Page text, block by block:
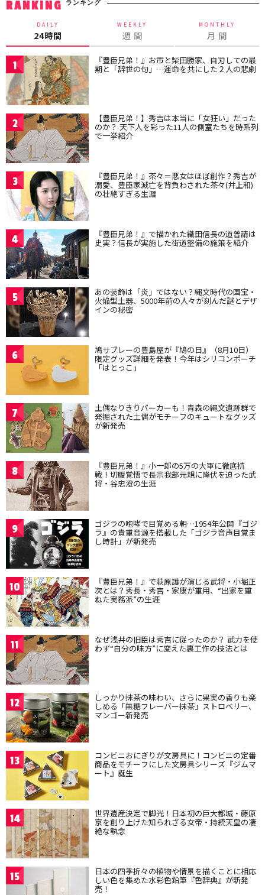
RANKING ランキング
DAILY
24時間
WEEKLY
週 間
MONTHLY
月 間
1 『豊臣兄弟！』お市と柴田勝家、自刃しての最
期と「辞世の句」…運命を共にした２人の悲劇
2 【豊臣兄弟！】秀吉は本当に「女狂い」だった
のか？ 天下人を彩った11人の側室たちを時系列
で一挙紹介
3 『豊臣兄弟！』茶々＝悪女はほぼ創作？秀吉が
溺愛、豊臣家滅亡を背負わされた茶々(井上和)
の壮絶すぎる生涯
4 『豊臣兄弟！』で描かれた織田信長の道普請は
史実？信長が実施した街道整備の施策を紹介
5 あの装飾は「炎」ではない？縄文時代の国宝・
火焔型土器、5000年前の人々が刻んだ謎とデザ
インの秘密
6 鳩サブレーの豊島屋が『鳩の日』（8月10日）
限定グッズ詳細を発表！今年はシリコンポーチ
「はとっこ」
7 土偶なりきりパーカーも！青森の縄文遺跡群で
発掘された土偶がモチーフのキュートなグッズ
が新発売
8 『豊臣兄弟！』小一郎の5万の大軍に徹底抗
戦！切腹覚悟で長宗我部元親に降伏を迫った武
将・谷忠澄の生涯
9 ゴジラの咆哮で目覚める朝…1954年公開『ゴジ
ラ』の貴重音源を搭載した「ゴジラ音声目覚ま
し時計」が新発売
10 『豊臣兄弟！』で萩原護が演じる武将・小堀正
次とは？秀長・秀吉・家康が重用、“出家を重
ねた実務派”の生涯
11 なぜ浅井の旧臣は秀吉に従ったのか？ 武力を使
わず“自分の味方”に変えた裏工作の技法とは
12 しっかり抹茶の味わい、さらに果実の香りも楽
しめる「無糖フレーバー抹茶」ストロベリー、
マンゴー新発売
13 コンビニおにぎりが文房具に！コンビニの定番
商品をモチーフにした文房具シリーズ『ジムマ
ート』誕生
14 世界遺産決定で脚光！日本初の巨大都城・藤原
京を創り上げた知られざる女帝・持統天皇の凄
絶な執念
15 日本の四季折々の植物や情景を描くことに相応
しい色を集めた水彩色鉛筆『色辞典』が新発
売！